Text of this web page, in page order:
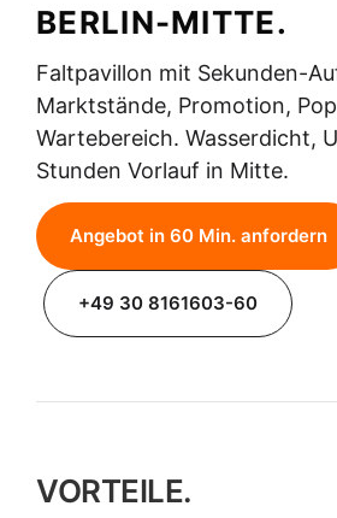
BERLIN-MITTE.
Faltpavillon mit Sekunden-
Marktstände, Promotion,
Wartebereich. Wasserdicht,
Stunden Vorlauf in Mitte.
Angebot in 60 Min. anfordern
+49 30 8161603-60
VORTEILE.